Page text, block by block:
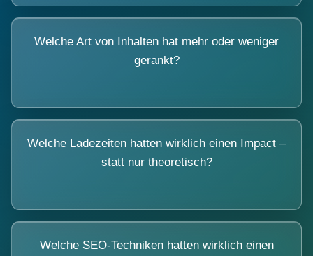
Welche Art von Inhalten hat mehr oder weniger
gerankt?
Welche Ladezeiten hatten wirklich einen Impact –
statt nur theoretisch?
Welche SEO-Techniken hatten wirklich einen